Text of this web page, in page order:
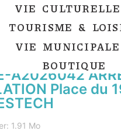
VIE CULTURELLE
TOURISME &
VIE MUNICIPALE
BOUTIQUE
A2026042
Place du
1.91 Mo